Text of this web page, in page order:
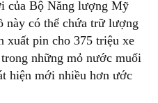
của Bộ Năng lượng Mỹ
có thể chứa trữ lượng
xuất pin cho 375 triệu xe
những mỏ nước muối
hiện mới nhiều hơn ước